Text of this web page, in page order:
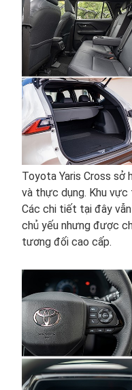
Toyota Yaris Cross sở
và thực dụng. Khu
Các chi tiết tại đây
chủ yếu nhưng được
tương đối cao cấp.